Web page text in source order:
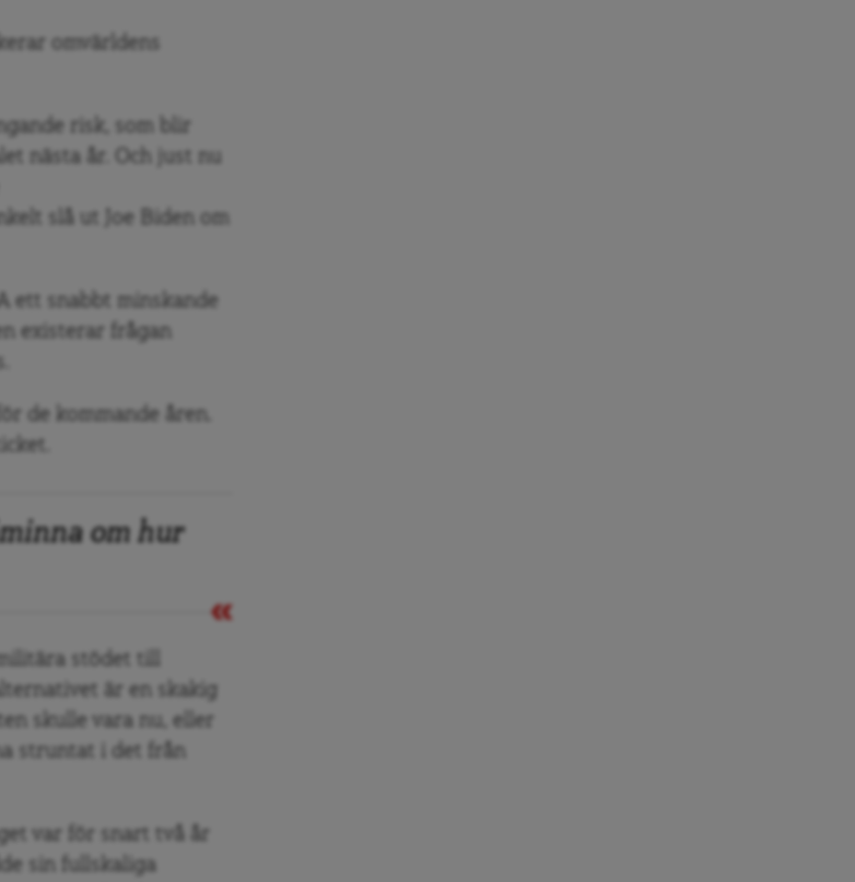
omvärldens
risk, som blir
nästa år. Och just nu
slå ut Joe Biden om
ett snabbt minskande
existerar frågan
de kommande åren.
om hur
stödet till
är en skakig
skulle vara nu, eller
struntat i det från
var för snart två år
sin fullskaliga